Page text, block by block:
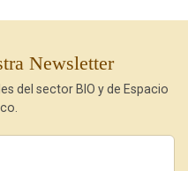
Newsletter
del sector BIO y de Espacio